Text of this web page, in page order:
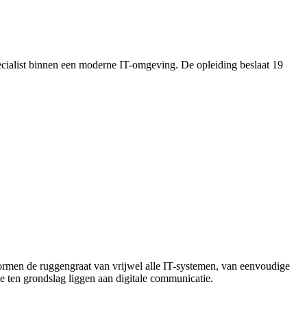
binnen een moderne IT-omgeving. De opleiding beslaat 19
de ruggengraat van vrijwel alle IT-systemen, van eenvoudige
ten grondslag liggen aan digitale communicatie.